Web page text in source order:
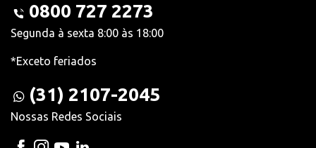
0800 727 2273
Segunda à sexta 8:00 às 18:00
*Exceto feriados
(31) 2107-2045
Nossas Redes Sociais